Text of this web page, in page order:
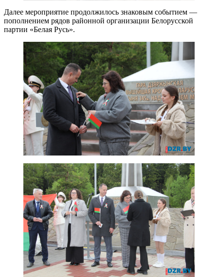
Далее мероприятие продолжилось знаковым событием —
пополнением рядов районной организации Белорусской
партии «Белая Русь».